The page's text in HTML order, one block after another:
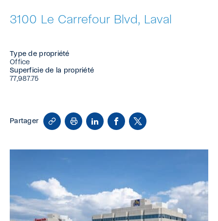
3100 Le Carrefour Blvd, Laval
Type de propriété
Office
Superficie de la propriété
77,987.75
Partager
Copy
Link
Print LinkedInFacebook